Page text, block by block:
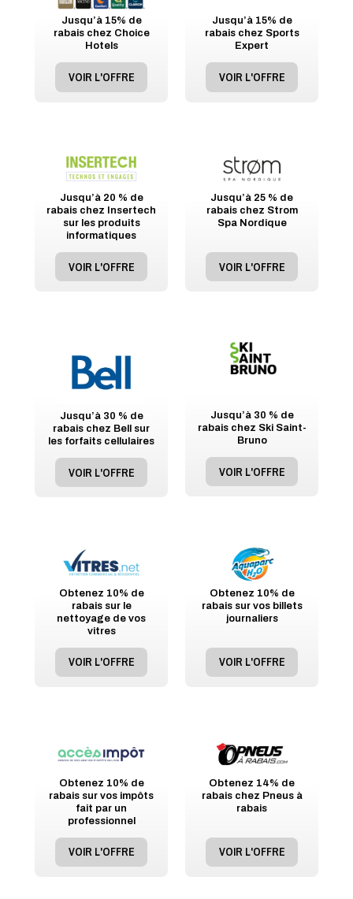
Jusqu’à 15% de
rabais chez Choice
Hotels
VOIR L'OFFRE
Jusqu’à 15% de
rabais chez Sports
Expert
VOIR L'OFFRE
Jusqu’à 20 % de
rabais chez Insertech
sur les produits
informatiques
VOIR L'OFFRE
Jusqu’à 25 % de
rabais chez Strom
Spa Nordique
VOIR L'OFFRE
Jusqu’à 30 % de
rabais chez Bell sur
les forfaits cellulaires
VOIR L'OFFRE
Jusqu’à 30 % de
rabais chez Ski Saint-
Bruno
VOIR L'OFFRE
Obtenez 10% de
rabais sur le
nettoyage de vos
vitres
VOIR L'OFFRE
Obtenez 10% de
rabais sur vos billets
journaliers
VOIR L'OFFRE
Obtenez 10% de
rabais sur vos impôts
fait par un
professionnel
VOIR L'OFFRE
Obtenez 14% de
rabais chez Pneus à
rabais
VOIR L'OFFRE